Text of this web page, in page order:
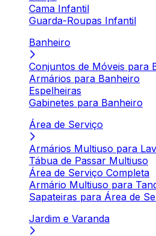
Cama Infantil
Guarda-Roupas Infantil
Banheiro
Conjuntos de Móveis para
Armários para Banheiro
Espelheiras
Gabinetes para Banheiro
Área de Serviço
Armários Multiuso para
Tábua de Passar Multiuso
Área de Serviço Completa
Armário Multiuso para
Sapateiras para Área de
Jardim e Varanda